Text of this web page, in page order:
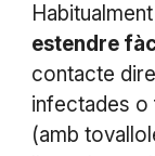
estendre
contacte
infectades
(amb